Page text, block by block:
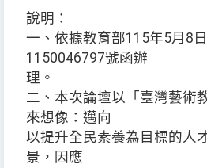
說明：
一、依據教育部115年5月8
1150046797號函辦
理。
二、本次論壇以「臺灣藝術
來想像：邁向
以提升全民素養為目標的人
景，因應